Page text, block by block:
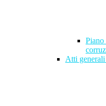
Piano
Atti generali